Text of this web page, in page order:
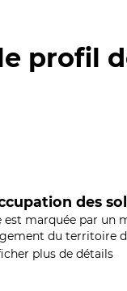
profil
des
marquée par un
du territoire
plus de détails